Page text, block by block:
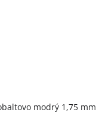
modrý 1,75